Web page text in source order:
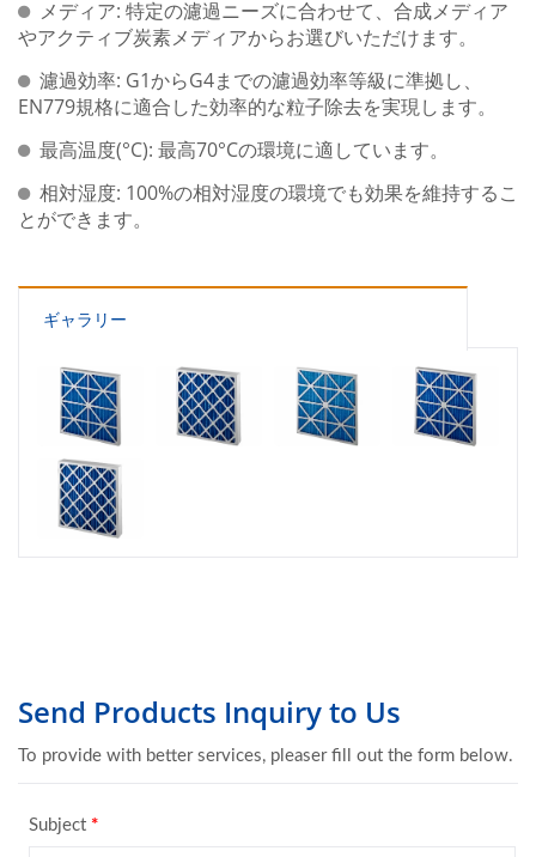
メディア: 特定の濾過ニーズに合わせて、合成メディア
やアクティブ炭素メディアからお選びいただけます。
濾過効率: G1からG4までの濾過効率等級に準拠し、
EN779規格に適合した効率的な粒子除去を実現します。
最高温度(°C): 最高70°Cの環境に適しています。
相対湿度: 100%の相対湿度の環境でも効果を維持するこ
とができます。
ギャラリー